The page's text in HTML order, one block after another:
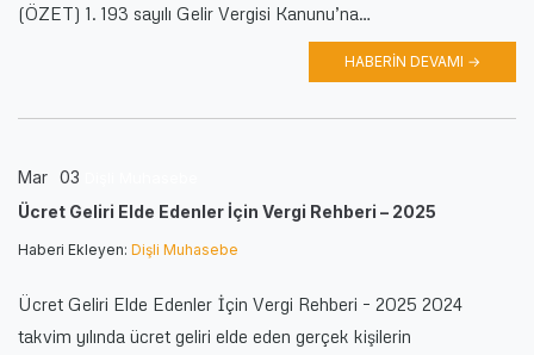
(ÖZET) 1. 193 sayılı Gelir Vergisi Kanunu’na…
HABERIN DEVAMI →
Mar 03
Ücret Geliri Elde Edenler İçin Vergi Rehberi – 2025
Haberi Ekleyen: Dişli Muhasebe
Ücret Geliri Elde Edenler İçin Vergi Rehberi – 2025 2024
takvim yılında ücret geliri elde eden gerçek kişilerin